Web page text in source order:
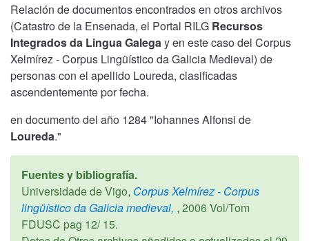
Relación de documentos encontrados en otros archivos
(Catastro de la Ensenada, el Portal RILG Recursos
Integrados da Lingua Galega y en este caso del Corpus
Xelmírez - Corpus Lingüístico da Galicia Medieval) de
personas con el apellido Loureda, clasificadas
ascendentemente por fecha.
en documento del año 1284 "Iohannes Alfonsi de
Loureda."
Fuentes y bibliografía.
Universidade de Vigo, Corpus Xelmírez - Corpus
lingüístico da Galicia medieval, , 2006Vol/Tom
FDUSC pag 12/ 15.